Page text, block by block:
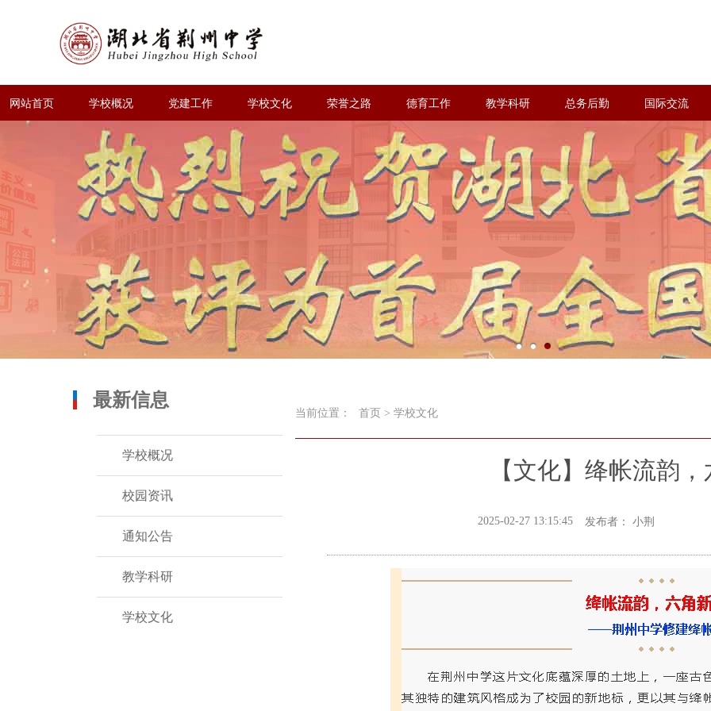
网站首页 学校概况 党建工作 学校文化 荣誉之路 德育工作 教学科研 总务后勤 国际交流
最新信息
学校概况
校园资讯
通知公告
教学科研
学校文化
当前位置： 首页 > 学校文化
【文化】绛帐流韵
2025-02-27 13:15:45 发布者： 小荆